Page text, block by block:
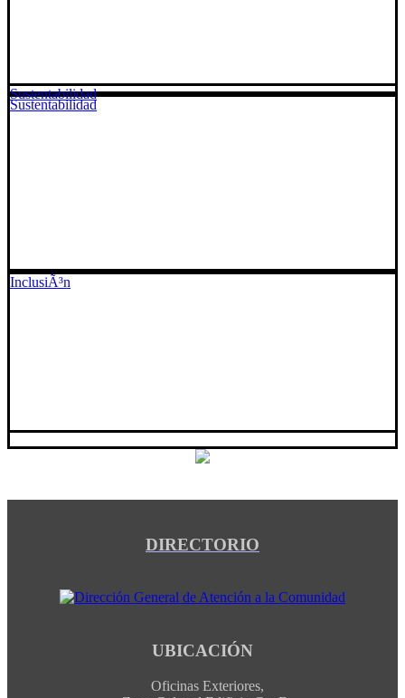
Sustentabilidad
InclusiÃ³n
Sustentabilidad
DIRECTORIO
UBICACIÓN
Oficinas Exteriores,